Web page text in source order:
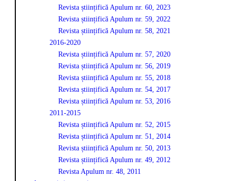
Revista științifică Apulum nr. 60, 2023
Revista științifică Apulum nr. 59, 2022
Revista științifică Apulum nr. 58, 2021
2016-2020
Revista științifică Apulum nr. 57, 2020
Revista științifică Apulum nr. 56, 2019
Revista științifică Apulum nr. 55, 2018
Revista științifică Apulum nr. 54, 2017
Revista științifică Apulum nr. 53, 2016
2011-2015
Revista științifică Apulum nr. 52, 2015
Revista științifică Apulum nr. 51, 2014
Revista științifică Apulum nr. 50, 2013
Revista științifică Apulum nr. 49, 2012
Revista Apulum nr. 48, 2011